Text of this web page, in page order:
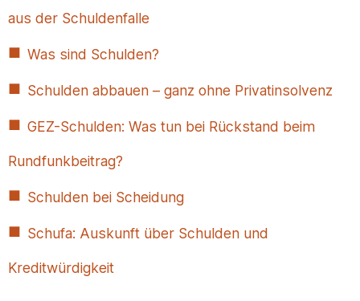
aus der Schuldenfalle
Was sind Schulden?
Schulden abbauen – ganz ohne Privatinsolvenz
GEZ-Schulden: Was tun bei Rückstand beim
Rundfunkbeitrag?
Schulden bei Scheidung
Schufa: Auskunft über Schulden und
Kreditwürdigkeit